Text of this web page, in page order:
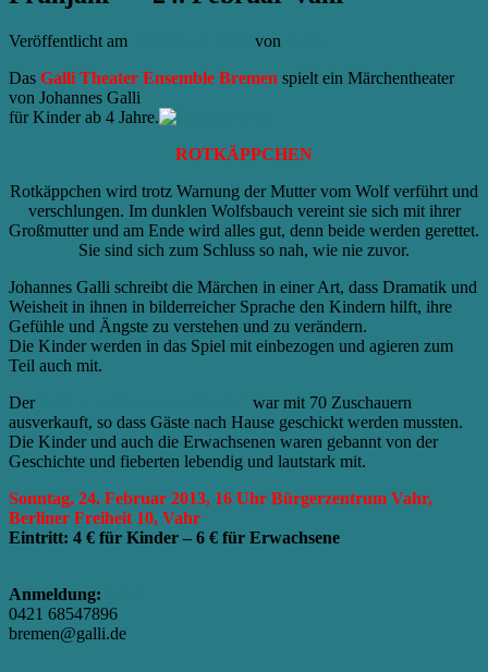
Veröffentlicht am von
Das Galli Theater Ensemble Bremen spielt ein Märchentheater
von Johannes Galli
für Kinder ab 4 Jahre.
ROTKÄPPCHEN
Rotkäppchen wird trotz Warnung der Mutter vom Wolf verführt und
verschlungen. Im dunklen Wolfsbauch vereint sie sich mit ihrer
Großmutter und am Ende wird alles gut, denn beide werden gerettet.
Sie sind sich zum Schluss so nah, wie nie zuvor.
Johannes Galli schreibt die Märchen in einer Art, dass Dramatik und
Weisheit in ihnen in bilderreicher Sprache den Kindern hilft, ihre
Gefühle und Ängste zu verstehen und zu verändern.
Die Kinder werden in das Spiel mit einbezogen und agieren zum
Teil auch mit.
DerAuftritt im Kulturhaus Pusdorf
war mit 70 Zuschauern
ausverkauft, so dass Gäste nach Hause geschickt werden mussten.
Die Kinder und auch die Erwachsenen waren gebannt von der
Geschichte und fieberten lebendig und lautstark mit.
Sonntag, 24. Februar 2013, 16 Uhr Bürgerzentrum Vahr,
Berliner Freiheit 10, Vahr
Eintritt: 4 € für Kinder – 6 € für Erwachsene
Anmeldung:
0421 68547896
bremen@galli.de